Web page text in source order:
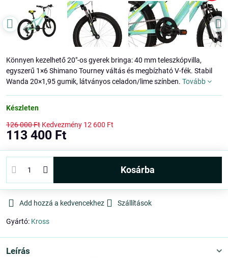
Könnyen kezelhető 20"-os gyerek bringa: 40 mm teleszkópvilla,
egyszerű 1×6 Shimano Tourney váltás és megbízható V-fék. Stabil
Wanda 20×1,95 gumik, látványos celadon/lime színben. Tovább
Készleten
126 000 Ft Kedvezmény 12 600 Ft
113 400 Ft
kosárba
Add hozzá a kedvencekhez Szállítások
Gyártó: Kross
Leírás